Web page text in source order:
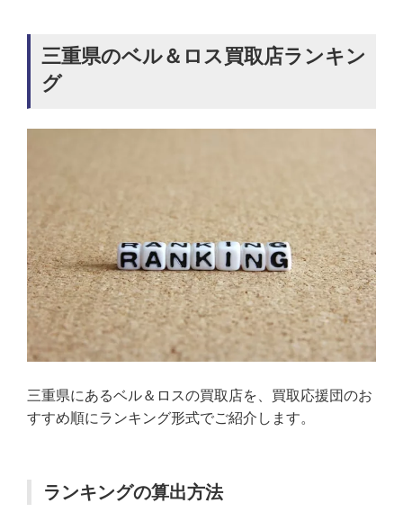
三重県のベル＆ロス買取店ランキン
グ
三重県にあるベル＆ロスの買取店を、買取応援団のお
すすめ順にランキング形式でご紹介します。
ランキングの算出方法